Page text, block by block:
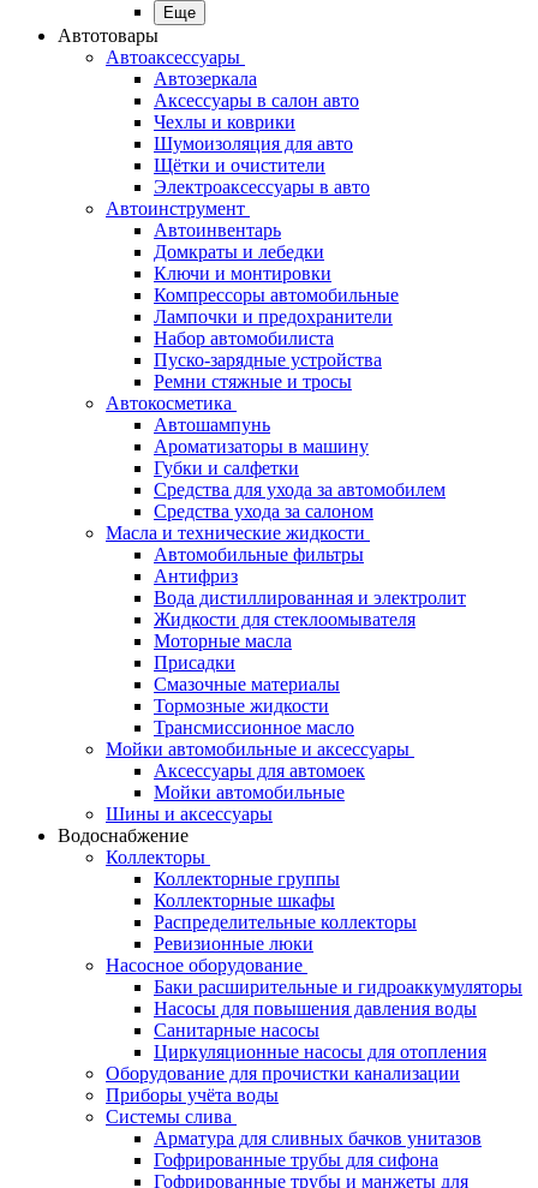
Еще
Автотовары
Автоаксессуары
Автозеркала
Аксессуары в салон авто
Чехлы и коврики
Шумоизоляция для авто
Щётки и очистители
Электроаксессуары в авто
Автоинструмент
Автоинвентарь
Домкраты и лебедки
Ключи и монтировки
Компрессоры автомобильные
Лампочки и предохранители
Набор автомобилиста
Пуско-зарядные устройства
Ремни стяжные и тросы
Автокосметика
Автошампунь
Ароматизаторы в машину
Губки и салфетки
Средства для ухода за автомобилем
Средства ухода за салоном
Масла и технические жидкости
Автомобильные фильтры
Антифриз
Вода дистиллированная и электролит
Жидкости для стеклоомывателя
Моторные масла
Присадки
Смазочные материалы
Тормозные жидкости
Трансмиссионное масло
Мойки автомобильные и аксессуары
Аксессуары для автомоек
Мойки автомобильные
Шины и аксессуары
Водоснабжение
Коллекторы
Коллекторные группы
Коллекторные шкафы
Распределительные коллекторы
Ревизионные люки
Насосное оборудование
Баки расширительные и гидроаккумуляторы
Насосы для повышения давления воды
Санитарные насосы
Циркуляционные насосы для отопления
Оборудование для прочистки канализации
Приборы учёта воды
Системы слива
Арматура для сливных бачков унитазов
Гофрированные трубы для сифона
Гофрированные трубы и манжеты для